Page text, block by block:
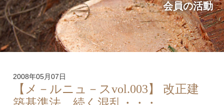
会員の活動
2008年05月07日
【メ－ルニュ－スvol.003】 改正建